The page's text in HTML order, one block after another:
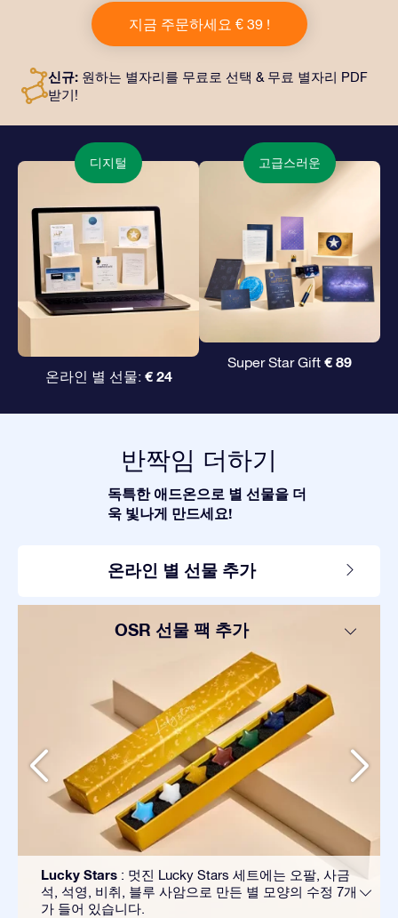
투와 퍼스널라이즈 문서가 선택한 주소로 발송되고 디지
털 문서가 제공되며 무료로 OSR 앱을 이용할 수 있습니
다. OSR Gift Pack은 친구나 사랑하는 사람에게 영원히
지금 주문하세요 € 39 !
신규: 원하는 별자리를 무료로 선택 & 무료 별자리 PDF
받기!
디지털
온라인 별 선물: € 24
고급스러운
Super Star Gift € 89
반짝임 더하기
독특한 애드온으로 별 선물을 더
욱 빛나게 만드세요!
온라인 별 선물 추가
OSR 선물 팩 추가
Lucky Stars : 멋진 Lucky Stars 세트에는 오팔, 사금
석, 석영, 비취, 블루 사암으로 만든 별 모양의 수정 7개
가 들어 있습니다.